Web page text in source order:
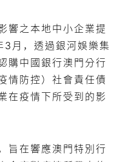
響之本地中小企業提
月，透過銀河娛樂集
購中國銀行澳門分行
情防控）社會責任債
在疫情下所受到的影
旨在響應澳門特別行